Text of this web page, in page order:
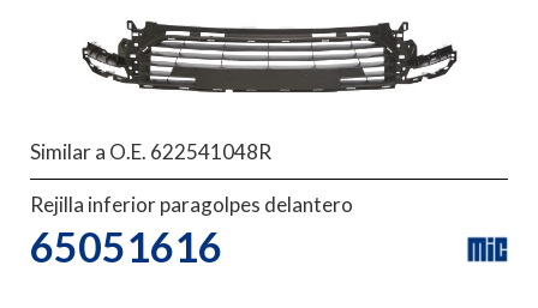
Similar a O.E. 622541048R
Rejilla inferior paragolpes delantero
65051616